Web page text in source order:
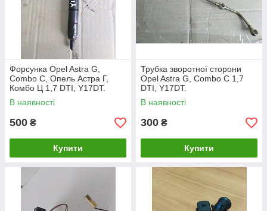
Форсунка Opel Astra G,
Combo C, Опель Астра Г,
Комбо Ц 1,7 DTI, Y17DT.
TJBB01901D.
В наявності
500 ₴
Купити
Трубка зворотної сторони
Opel Astra G, Combo C 1,7
DTI, Y17DT.
В наявності
300 ₴
Купити